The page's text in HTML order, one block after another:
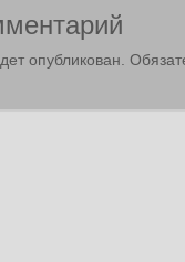
опубликован.